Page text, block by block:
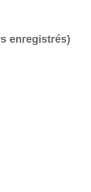
enregistrés)